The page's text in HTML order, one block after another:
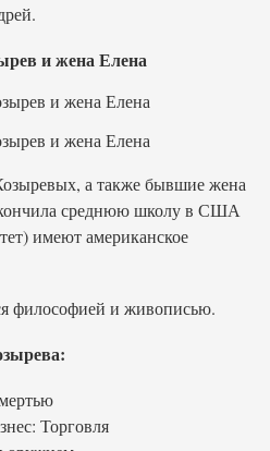
и жена Елена
а также бывшие жена
среднюю школу в США
имеют американское
философией и живописью.
Торговля